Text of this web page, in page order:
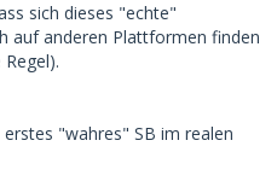
sich dieses "echte"
auf anderen Plattformen finden
"wahres" SB im realen